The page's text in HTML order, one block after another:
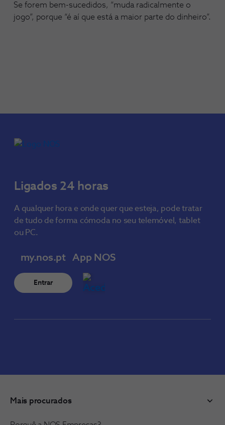
Se forem bem-sucedidos, “muda radicalmente o
jogo”, porque “é aí que está a maior parte do dinheiro”.
Ligados 24 horas
A qualquer hora e onde quer que esteja, pode tratar
de tudo de forma cómoda no seu telemóvel, tablet
ou PC.
my.nos.pt
Entrar
App NOS
Mais procurados